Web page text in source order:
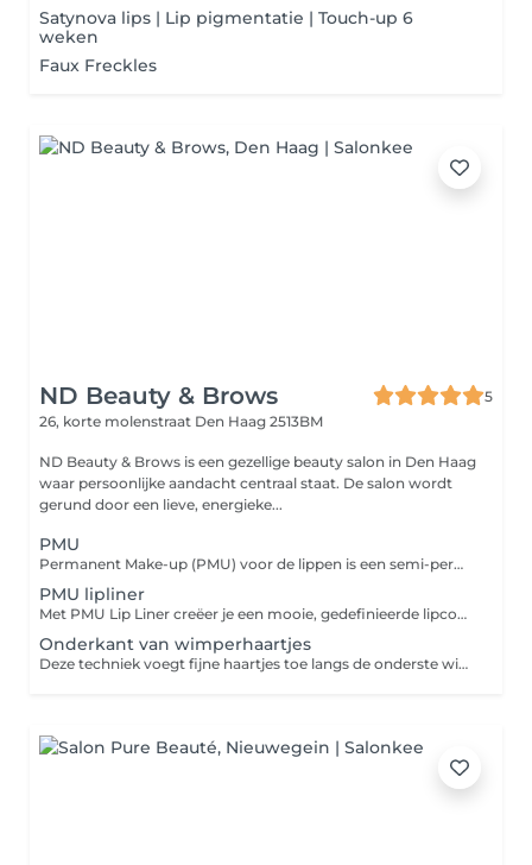
Satynova lips | Lip pigmentatie | Touch-up 6
weken
Faux Freckles
ND Beauty & Brows
5
26, korte molenstraat Den Haag 2513BM
ND Beauty & Brows is een gezellige beauty salon in Den Haag
waar persoonlijke aandacht centraal staat. De salon wordt
gerund door een lieve, energieke...
PMU
Permanent Make-up (PMU) voor de lippen is een semi-permanente behandeling die de lippen een mooie, natuurlijke kleur en vorm geeft. Of je nu dunne lippen hebt of gewoon wat meer definitie wilt, PMU lippen zorgen voor een subtiele verbetering. De kleur wordt aangepast aan je natuurlijke huidskleur en kan variëren van een zachte nude tint tot een dieper roze. Het resultaat blijft ongeveer 1 tot 3 jaar zichtbaar en kan het dagelijks gebruik van lippenstift vervangen.
PMU lipliner
Met PMU Lip Liner creëer je een mooie, gedefinieerde lipcontour die zorgt voor een vollere en symmetrische uitstraling van je lippen. Deze semi-permanente behandeling accentueert de natuurlijke liplijn en zorgt ervoor dat je lippen altijd perfect omlijst zijn. Ideaal voor wie van een subtiele, langdurige oplossing houdt zonder dagelijkse moeite.
Onderkant van wimperhaartjes
Deze techniek voegt fijne haartjes toe langs de onderste wimperlijn, waardoor je wimpers voller en natuurlijker lijken. Het resultaat is een gedefinieerde wimperlijn zonder het gebruik van mascara of kunstwimpers, perfect voor wie op zoek is naar een subtiele, maar langdurige verbetering die de ogen groter maakt en meer diepte geeft.